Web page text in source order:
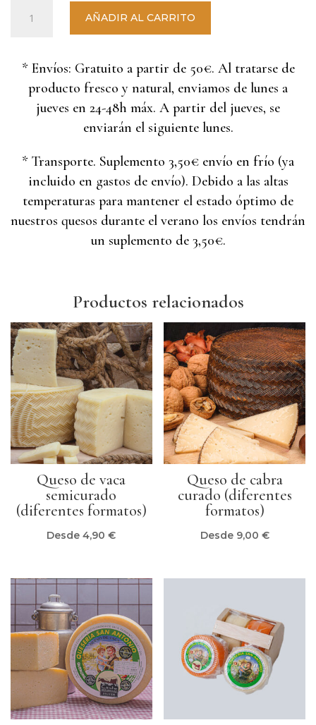
semicurado
vaca
(diferentes
AÑADIR AL CARRITO
* Envíos: Gratuito a partir de 50€. Al tratarse de
producto fresco y natural, enviamos de lunes a
jueves en 24-48h máx. A partir del jueves, se
enviarán el siguiente lunes.
* Transporte. Suplemento 3,50€ envío en frío (ya
incluido en gastos de envío). Debido a las altas
temperaturas para mantener el estado óptimo de
nuestros quesos durante el verano los envíos tendrán
un suplemento de 3,50€.
Productos relacionados
Queso de vaca
semicurado
(diferentes formatos)
Desde4,90€
Queso de cabra
curado (diferentes
formatos)
Desde 9,00 €